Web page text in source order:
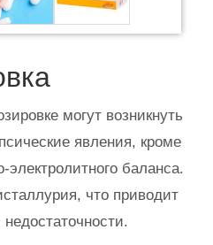
могут возникнуть
явления, кроме
электролитного баланса.
что приводит